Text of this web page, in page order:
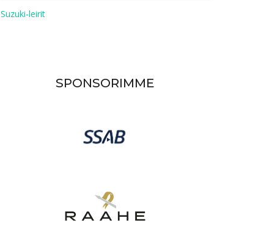
Suzuki-leirit
SPONSORIMME